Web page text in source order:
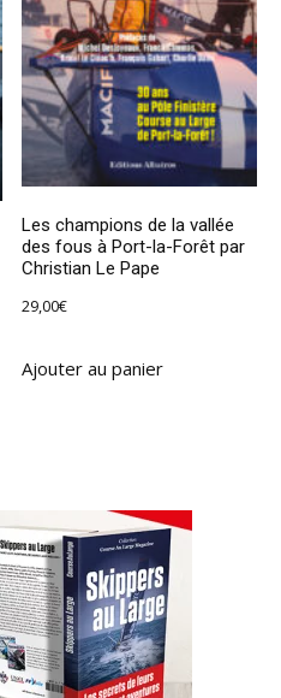
Les champions de la vallée
des fous à Port-la-Forêt par
Christian Le Pape
29,00€
Ajouter au panier